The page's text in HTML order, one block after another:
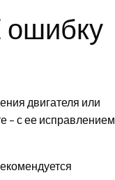
ошибку
двигателя или
– с ее исправлением